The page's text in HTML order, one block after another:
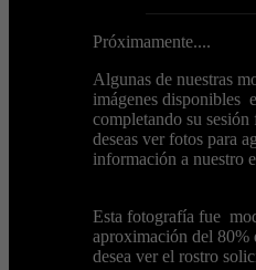
Próximamente....
Algunas de nuestras
imágenes disponibles
completando su
deseas ver fotos para
información a nuestro
Esta fotografía fue
aproximación del 80%
desea ver el rostro